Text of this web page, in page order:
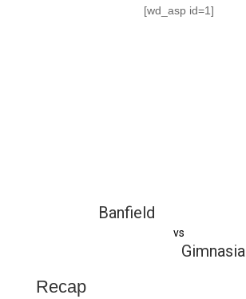
[wd_asp id=1]
Banfield
vs
Gimnasia
Recap